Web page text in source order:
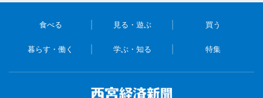
食べる 見る・遊ぶ 買う
暮らす・働く 学ぶ・知る 特集